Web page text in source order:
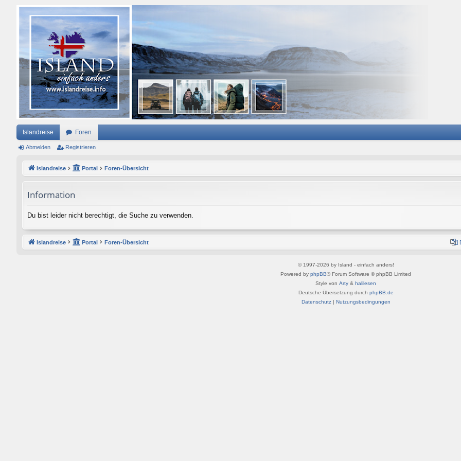
Islandreise Foren
Abmelden Registrieren
Islandreise Portal Foren-Übersicht
Information
Du bist leider nicht berechtigt, die Suche zu verwenden.
Islandreise Portal Foren-Übersicht
© 1997-2026 by Island - einfach anders!
Powered by phpBB® Forum Software © phpBB Limited
Style von Arty & halilesen
Deutsche Übersetzung durch phpBB.de
Datenschutz| Nutzungsbedingungen